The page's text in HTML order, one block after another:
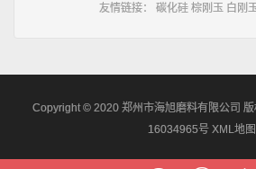
友情链接： 碳化硅 棕刚玉 白刚
Copyright © 2020 郑州市海旭磨料有限公司 版
16034965号 XML地图